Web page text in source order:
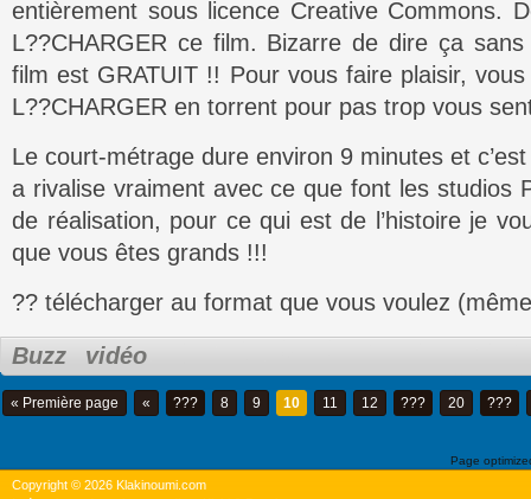
entièrement sous licence Creative Commons.
L??CHARGER ce film. Bizarre de dire ça
film est GRATUIT !! Pour vous faire plaisir,
L??CHARGER en torrent pour pas trop vous
Le court-métrage dure environ 9 minutes et
a rivalise vraiment avec ce que font les studios
de réalisation, pour ce qui est de l’histoire je
que vous êtes grands !!!
?? télécharger au format que vous voulez
Buzz vidéo
« Première page « ??? 8 9 10 11 12 ??? 20 ???
Page
Copyright © 2026 Klakinoumi.com